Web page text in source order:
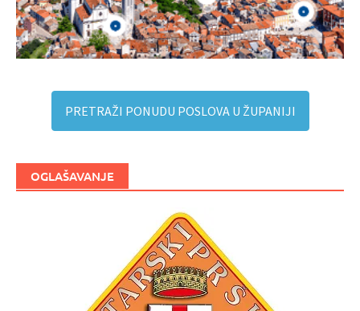
PRETRAŽI PONUDU POSLOVA U ŽUPANIJI
OGLAŠAVANJE